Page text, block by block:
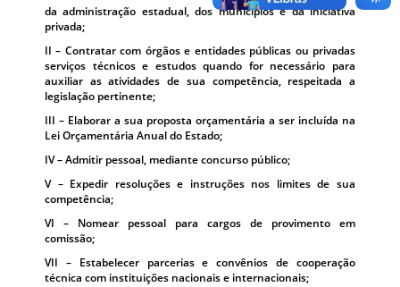
da administração estadual, dos municípios e da iniciativa
privada;
II – Contratar com órgãos e entidades públicas ou privadas
serviços técnicos e estudos quando for necessário para
auxiliar as atividades de sua competência, respeitada a
legislação pertinente;
III – Elaborar a sua proposta orçamentária a ser incluída na
Lei Orçamentária Anual do Estado;
IV – Admitir pessoal, mediante concurso público;
V – Expedir resoluções e instruções nos limites de sua
competência;
VI – Nomear pessoal para cargos de provimento em
comissão;
VII – Estabelecer parcerias e convênios de cooperação
técnica com instituições nacionais e internacionais;